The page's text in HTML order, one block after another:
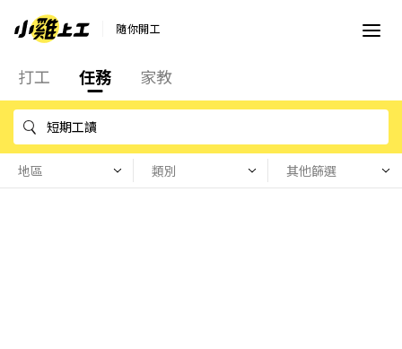
隨你開工
打工 任務 家教
地區 類別 其他篩選